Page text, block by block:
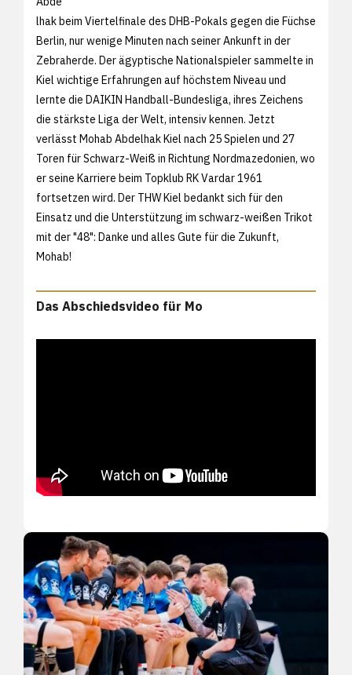
lhak beim Viertelfinale des DHB-Pokals gegen die Füchse
Berlin, nur wenige Minuten nach seiner Ankunft in der
Zebraherde. Der ägyptische Nationalspieler sammelte in
Kiel wichtige Erfahrungen auf höchstem Niveau und
lernte die DAIKIN Handball-Bundesliga, ihres Zeichens
die stärkste Liga der Welt, intensiv kennen. Jetzt
verlässt Mohab Abdelhak Kiel nach 25 Spielen und 27
Toren für Schwarz-Weiß in Richtung Nordmazedonien, wo
er seine Karriere beim Topklub RK Vardar 1961
fortsetzen wird. Der THW Kiel bedankt sich für den
Einsatz und die Unterstützung im schwarz-weißen Trikot
mit der "48": Danke und alles Gute für die Zukunft,
Mohab!
Das Abschiedsvideo für Mo